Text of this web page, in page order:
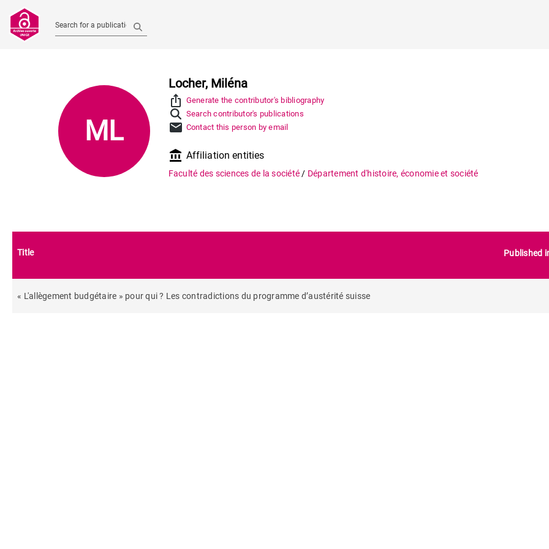
Search for a publication
ML
Locher, Miléna
ios_share Generate the contributor's bibliography
Search contributor's publications
mail Contact this person by email
account_balance Affiliation entities
Faculté des sciences de la société / Département d'histoire, économie et société
Title Published
« L'allègement budgétaire » pour qui ? Les contradictions du programme d’austérité suisse